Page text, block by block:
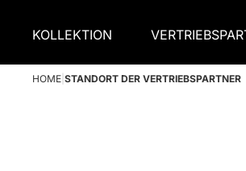
KOLLEKTION
HOME STANDORT DER VERTRIEBSPARTNER